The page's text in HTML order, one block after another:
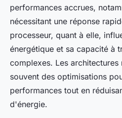
performances accrues,
nécessitant une réponse
processeur, quant à elle,
énergétique et sa capacité à
complexes. Les architectures
souvent des optimisations
performances tout en
d'énergie.